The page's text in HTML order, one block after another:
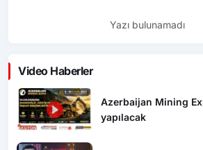
Yazı bulunamadı
Video Haberler
Azerbaijan Mining
yapılacak